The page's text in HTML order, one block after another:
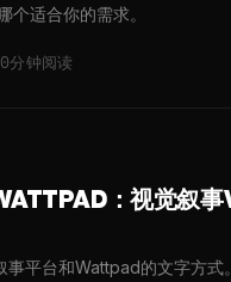
个适合你的需求。
分钟阅读
：视觉叙事
事平台和Wattpad的文字方式